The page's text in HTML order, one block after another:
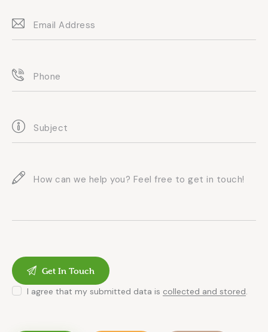
I agree that my submitted data is collected and stored